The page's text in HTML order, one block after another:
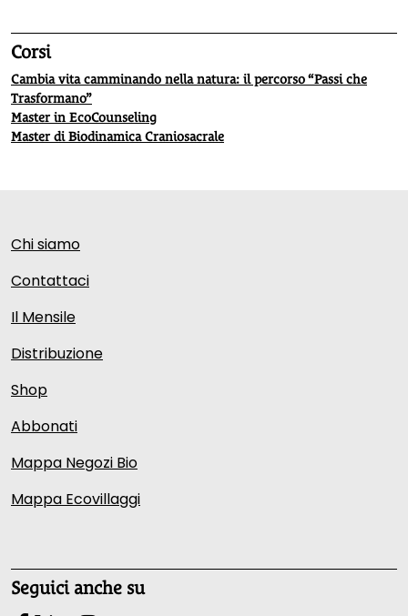
Corsi
Cambia vita camminando nella natura: il percorso “Passi che
Trasformano”
Master in EcoCounseling
Master di Biodinamica Craniosacrale
Chi siamo
Contattaci
Il Mensile
Distribuzione
Shop
Abbonati
Mappa Negozi Bio
Mappa Ecovillaggi
Seguici anche su